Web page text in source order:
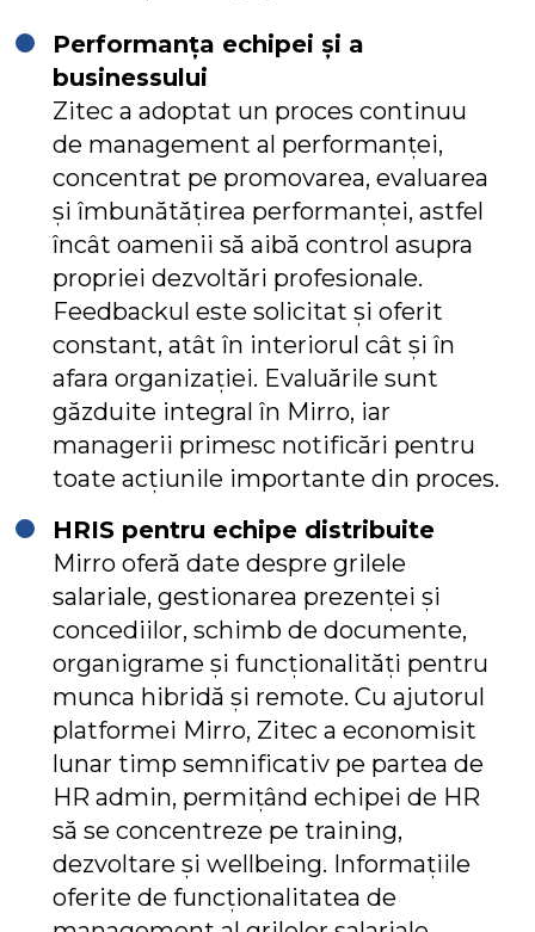
Performanța echipei și a
businessului
Zitec a adoptat un proces continuu
de management al performanței,
concentrat pe promovarea, evaluarea
și îmbunătățirea performanței, astfel
încât oamenii să aibă control asupra
propriei dezvoltări profesionale.
Feedbackul este solicitat și oferit
constant, atât în interiorul cât și în
afara organizației. Evaluările sunt
găzduite integral în Mirro, iar
managerii primesc notificări pentru
toate acțiunile importante din proces.
HRIS pentru echipe distribuite
Mirro oferă date despre grilele
salariale, gestionarea prezenței și
concediilor, schimb de documente,
organigrame și funcționalități pentru
munca hibridă și remote. Cu ajutorul
platformei Mirro, Zitec a economisit
lunar timp semnificativ pe partea de
HR admin, permițând echipei de HR
să se concentreze pe training,
dezvoltare și wellbeing. Informațiile
oferite de funcționalitatea de